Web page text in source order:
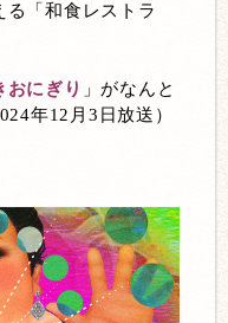
「和食レストラ
おにぎり 」がなんと
年12月3日放送）